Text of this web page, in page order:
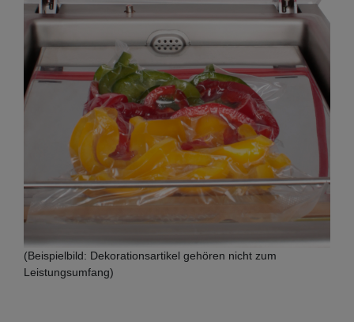
(Beispielbild: Dekorationsartikel gehören nicht zum
Leistungsumfang)